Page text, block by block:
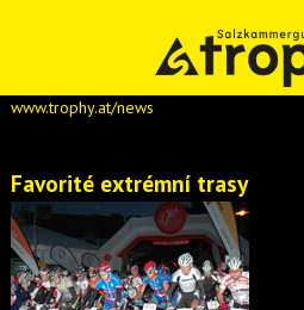
www.trophy.at/news
Favorité extrémní trasy